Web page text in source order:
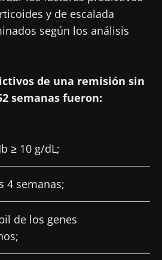
y de escalada
según los análisis
de una remisión sin
semanas fueron:
≥ 10 g/dL;
4 semanas;
de los genes